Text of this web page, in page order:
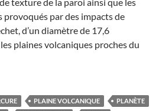
par des impacts de
d’un diamètre de 17,6
plaines volcaniques proches du
PLAINE VOLCANIQUE
PLANÈTE